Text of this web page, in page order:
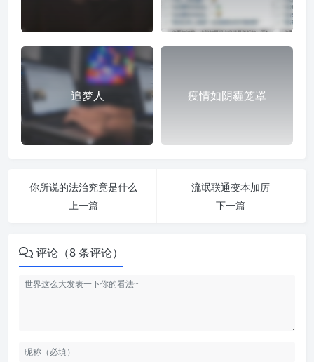
追梦人 疫情如阴霾笼罩
你所说的法治究竟是什么
上一篇
流氓联通变本加厉
下一篇
评论（8 条评论）